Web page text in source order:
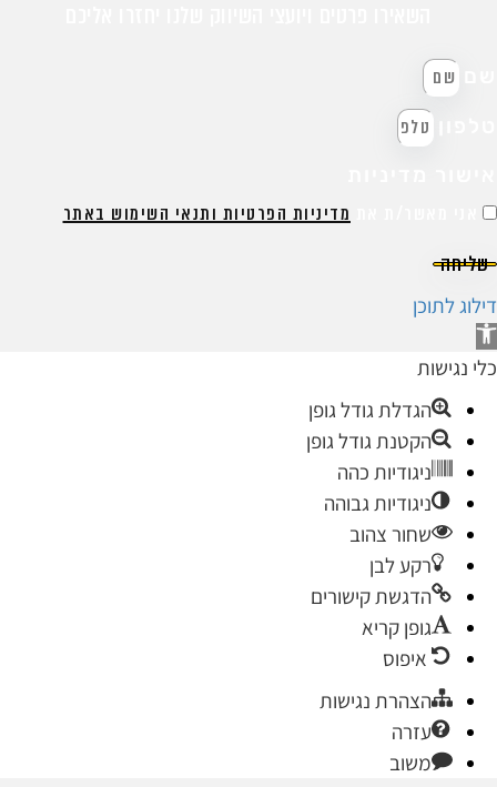
אני מאשר/ת את
מדיניות הפרטיות ותנאי השימוש באתר
שליחה
לתוכן
נגישות
הגדלת גודל גופן
הקטנת גודל גופן
ניגודיות כהה
ניגודיות גבוהה
שחור צהוב
רקע לבן
הדגשת קישורים
גופן קריא
איפוס
הצהרת נגישות
עזרה
משוב